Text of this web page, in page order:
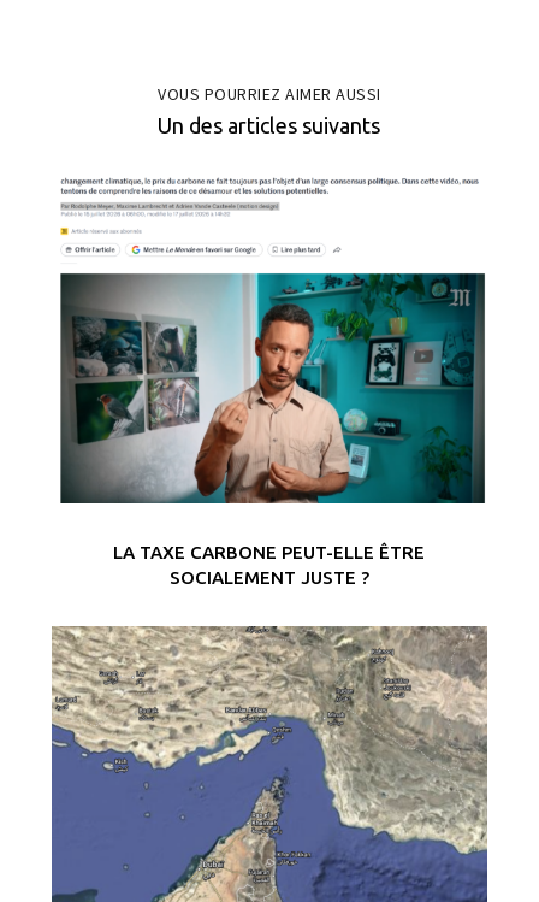
VOUS POURRIEZ AIMER AUSSI
Un des articles suivants
LA TAXE CARBONE PEUT-ELLE ÊTRE
SOCIALEMENT JUSTE ?